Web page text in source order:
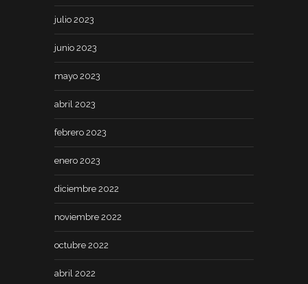
julio 2023
junio 2023
mayo 2023
abril 2023
febrero 2023
enero 2023
diciembre 2022
noviembre 2022
octubre 2022
abril 2022